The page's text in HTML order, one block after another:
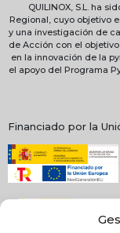
QUILINOX, S.L. ha
Regional, cuyo objetivo
y una investigación de
de Acción con el
en la innovación de la
el apoyo del Programa
Financiado por la